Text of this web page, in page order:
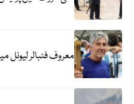
معروف فٹبالر لیونل